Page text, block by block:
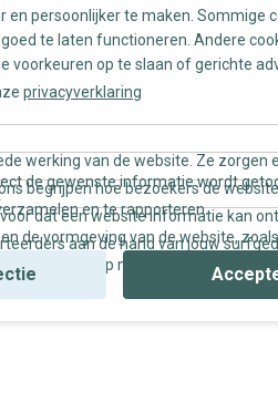
en persoonlijker te maken. Sommige
te laten functioneren. Andere
voorkeuren op te slaan of gerichte
privacyverklaring
werking van de website. Ze zorgen
de gewenste informatie wordt
begrijpen hoe bezoekers de
en te rapporteren.
dat een website informatie kan
de vormgeving van de website,
aan de hand van jouw
en op maat gemaakte